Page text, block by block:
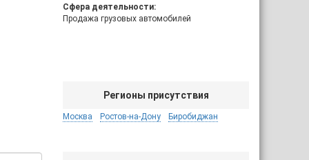
Сфера деятельности:
Продажа грузовых автомобилей
Регионы присутствия
Москва Ростов-на-Дону Биробиджан